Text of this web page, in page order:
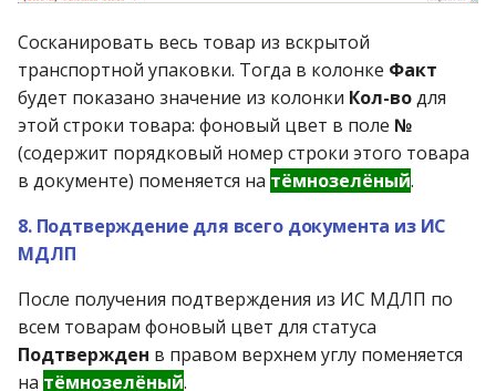
Сосканировать весь товар из вскрытой
транспортной упаковки. Тогда в колонке Факт
будет показано значение из колонки Кол-водля
этой строки товара: фоновый цвет в поле №
(содержит порядковый номер строки этого товара
в документе) поменяется на тёмнозелёный.
8. Подтверждение для всего документа из ИС
МДЛП
После получения подтверждения из ИС МДЛП по
всем товарам фоновый цвет для статуса
Подтвержден в правом верхнем углу поменяется
на тёмнозелёный.